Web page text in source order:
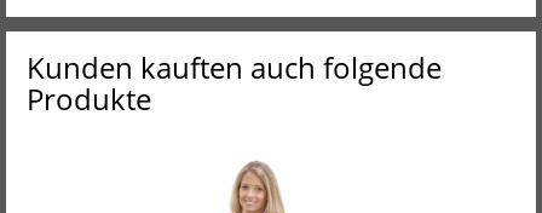
Kunden kauften auch folgende
Produkte